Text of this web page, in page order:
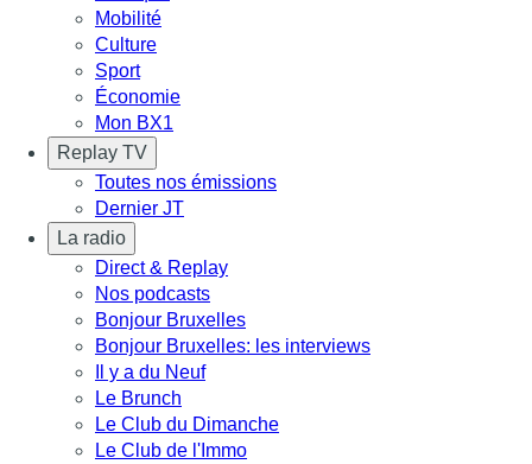
Mobilité
Culture
Sport
Économie
Mon BX1
Replay TV
Toutes nos émissions
Dernier JT
La radio
Direct & Replay
Nos podcasts
Bonjour Bruxelles
Bonjour Bruxelles: les interviews
Il y a du Neuf
Le Brunch
Le Club du Dimanche
Le Club de l'Immo